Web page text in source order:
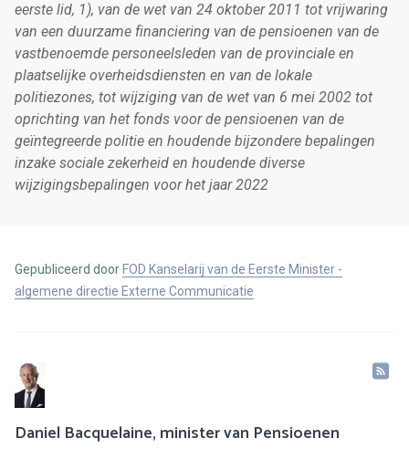
eerste lid, 1), van de wet van 24 oktober 2011 tot vrijwaring
van een duurzame financiering van de pensioenen van de
vastbenoemde personeelsleden van de provinciale en
plaatselijke overheidsdiensten en van de lokale
politiezones, tot wijziging van de wet van 6 mei 2002 tot
oprichting van het fonds voor de pensioenen van de
geïntegreerde politie en houdende bijzondere bepalingen
inzake sociale zekerheid en houdende diverse
wijzigingsbepalingen voor het jaar 2022
Gepubliceerd door FOD Kanselarij van de Eerste Minister -
algemene directie Externe Communicatie
Daniel Bacquelaine, minister van Pensioenen